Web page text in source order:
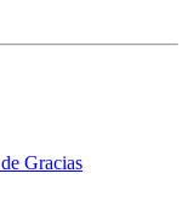
Gracias